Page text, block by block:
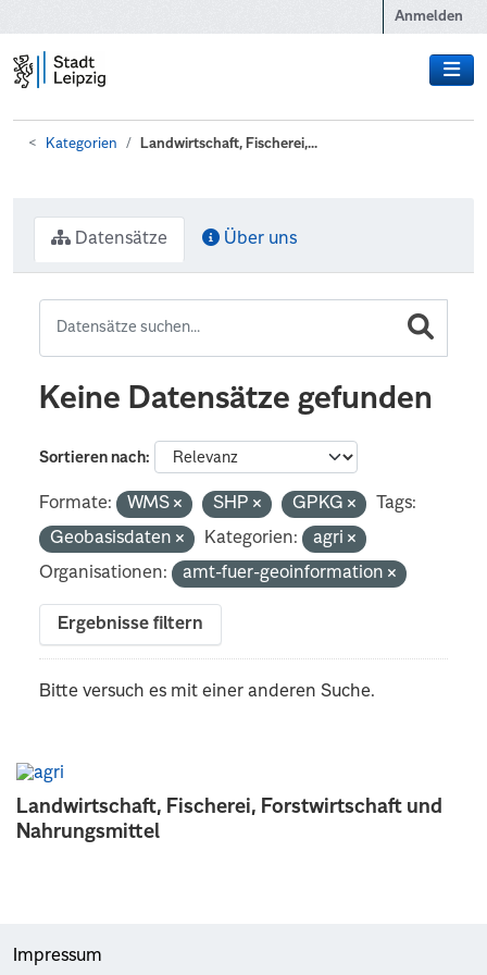
Anmelden
Kategorien Landwirtschaft, Fischerei,...
Landwirtschaft, Fischerei, Forstwirtschaft und
Nahrungsmittel
Datensätze Über uns
Keine Datensätze gefunden
Sortieren nach
Formate: WMS SHP GPKG
Tags:
Geobasisdaten
Kategorien:
agri
Organisationen:
amt-fuer-geoinformation
Ergebnisse filtern
Bitte versuch es mit einer anderen Suche.
Impressum